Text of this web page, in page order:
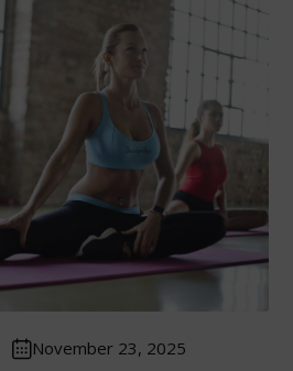
November 23, 2025